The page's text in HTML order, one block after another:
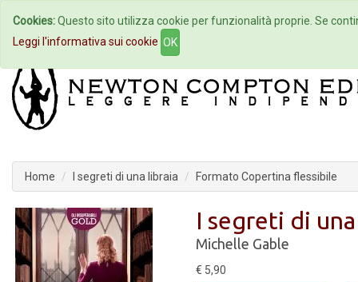
Home Autori Eventi
Home I segreti di una libraia Formato Copertina flessibile
I segreti di
Michelle Gable
€ 5,90
Cookies:Questo sito utilizza cookie per funzionalità proprie. Se
Leggi l'informativa sui cookie OK